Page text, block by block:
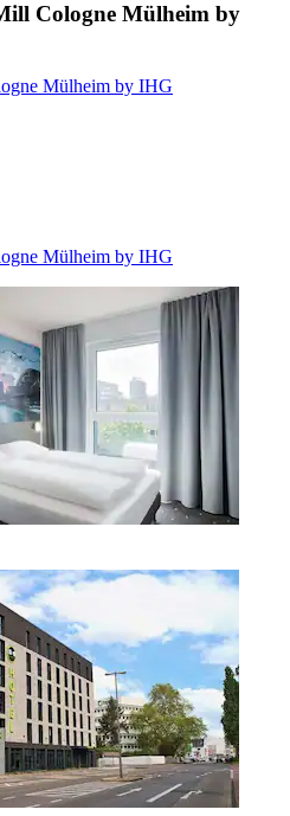
Cologne Mülheim by
Mülheim by IHG
Mülheim by IHG